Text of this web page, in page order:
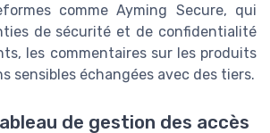
comme Ayming Secure, qui
de sécurité et de confidentialité
les commentaires sur les produits
sensibles échangées avec des tiers.
de gestion des accès